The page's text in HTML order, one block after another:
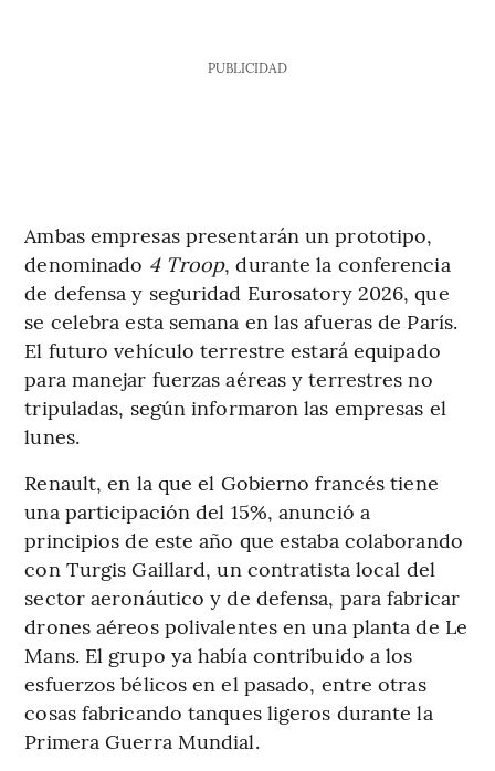
PUBLICIDAD
Ambas empresas presentarán un prototipo,
denominado 4 Troop, durante la conferencia
de defensa y seguridad Eurosatory 2026, que
se celebra esta semana en las afueras de París.
El futuro vehículo terrestre estará equipado
para manejar fuerzas aéreas y terrestres no
tripuladas, según informaron las empresas el
lunes.
Renault, en la que el Gobierno francés tiene
una participación del 15%, anunció a
principios de este año que estaba colaborando
con Turgis Gaillard, un contratista local del
sector aeronáutico y de defensa, para fabricar
drones aéreos polivalentes en una planta de Le
Mans. El grupo ya había contribuido a los
esfuerzos bélicos en el pasado, entre otras
cosas fabricando tanques ligeros durante la
Primera Guerra Mundial.